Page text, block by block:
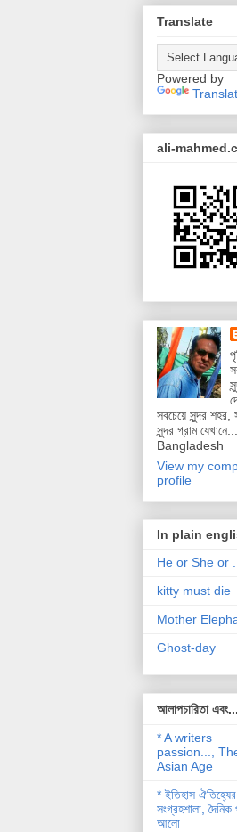
Translate
Powered by
ali-
সবচেয়ে সুন্দর শহর,
সুন্দর গ্রাম যেখানে...,
Bangladesh
View my
profile
In plain
He or She or
kitty must die
Mother
Ghost-day
আলাপচারিতা এবং...
* A writers
passion...,
Asian Age
* ইতিহাস ঐতিহ্যের
সংগ্রহশালা,
আলো